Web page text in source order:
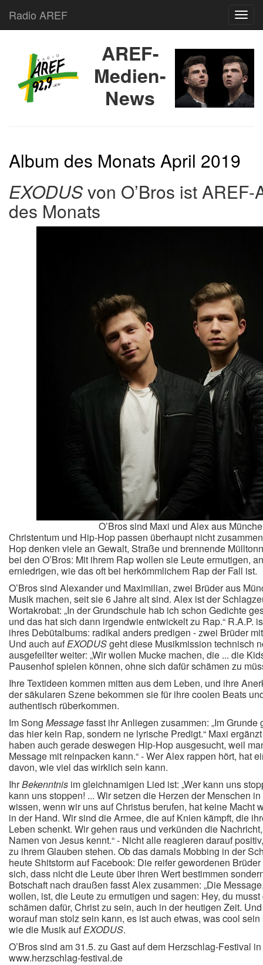
Radio AREF
AREF-
Medien-
News
Album des Monats April 2019
EXODUSvon O’Bros ist AREF-
des Monats
O’Bros sind Maxi und Alex aus
Christentum und Hip-Hop passen überhaupt nicht
Hop denken viele an Gewalt, Straße und brennende
bei den O’Bros: Mit ihrem Rap wollen sie Leute ermutigen,
erniedrigen, wie das oft bei herkömmlichem Rap der Fall ist.
O’Bros sind Alexander und Maximilian, zwei Brüder aus
Musik machen, seit sie 6 Jahre alt sind. Alex ist der
Wortakrobat: „In der Grundschule hab ich schon Gedichte
und das hat sich dann irgendwie entwickelt zu Rap.“ R.A.P.
ihres Debütalbums: radikal anders predigen - zwei Brüder
Und auch aufEXODUSgeht diese Musikmission technisch
ausgefeilter weiter: „Wir wollen Mucke machen, die ... die
Pausenhof spielen können, ohne sich dafür schämen zu
Ihre Textideen kommen mitten aus dem Leben, und ihre
der säkularen Szene bekommen sie für ihre coolen Beats
authentisch rüberkommen.
Im Song Messagefasst ihr Anliegen zusammen: „Im Grunde
das hier kein Rap, sondern ne lyrische Predigt.“ Maxi ergänzt
haben auch gerade deswegen Hip-Hop ausgesucht, weil
Message mit reinpacken kann.“ - Wer Alex rappen hört, hat
davon, wie viel das wirklich sein kann.
IhrBekenntnis im gleichnamigen Lied ist: „Wer kann uns
kann uns stoppen! ... Wir setzen die Herzen der Menschen
wissen, wenn wir uns auf Christus berufen, hat keine Macht
in der Hand. Wir sind die Armee, die auf Knien kämpft, die
Leben schenkt. Wir gehen raus und verkünden die
Namen von Jesus kennt.“ - Nicht alle reagieren darauf
zu ihrem Glauben stehen. Ob das damals Mobbing in der
heute Shitstorm auf Facebook: Die reifer gewordenen
sich, dass nicht die Leute über ihren Wert bestimmen
Botschaft nach draußen fasst Alex zusammen: „Die
wollen, ist, die Leute zu ermutigen und sagen: Hey, du
schämen dafür, Christ zu sein, auch in der heutigen Zeit.
worauf man stolz sein kann, es ist auch etwas, was cool sein
wie die Musik aufEXODUS.
O’Bros sind am 31.5. zu Gast auf dem Herzschlag-Festival
www.herzschlag-festival.de